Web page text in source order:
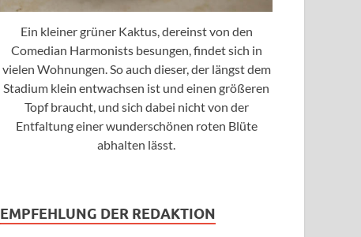
Ein kleiner grüner Kaktus, dereinst von den
Comedian Harmonists besungen, findet sich in
vielen Wohnungen. So auch dieser, der längst dem
Stadium klein entwachsen ist und einen größeren
Topf braucht, und sich dabei nicht von der
Entfaltung einer wunderschönen roten Blüte
abhalten lässt.
EMPFEHLUNG DER REDAKTION